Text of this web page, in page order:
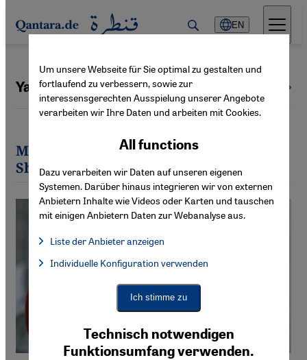
Direkt zum Inhalt springen
EN
Yasemin Shooman
Most recent articles by Yasemin
Shooman
Um unsere Webseite für Sie optimal zu gestalten und
fortlaufend zu verbessern, sowie zur
interessensgerechten Ausspielung unserer Angebote
verarbeiten wir Ihre Daten und arbeiten mit Cookies.
Technisch notwendigen
Funktionsumfang verwenden.
All functions
Dazu verarbeiten wir Daten auf unseren eigenen
Systemen. Darüber hinaus integrieren wir von externen
Anbietern Inhalte wie Videos oder Karten und tauschen
mit einigen Anbietern Daten zur Webanalyse aus.
Liste der Anbieter anzeigen
Facebook Embed / Facebook Connect, Google Maps Embed,
Facebook Embed / Facebook Connect
Google Maps Embed
Individuelle Konfiguration verwenden
Ich stimme zu